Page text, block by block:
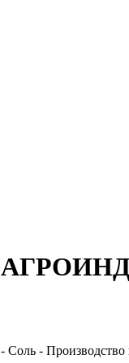
- Соль -